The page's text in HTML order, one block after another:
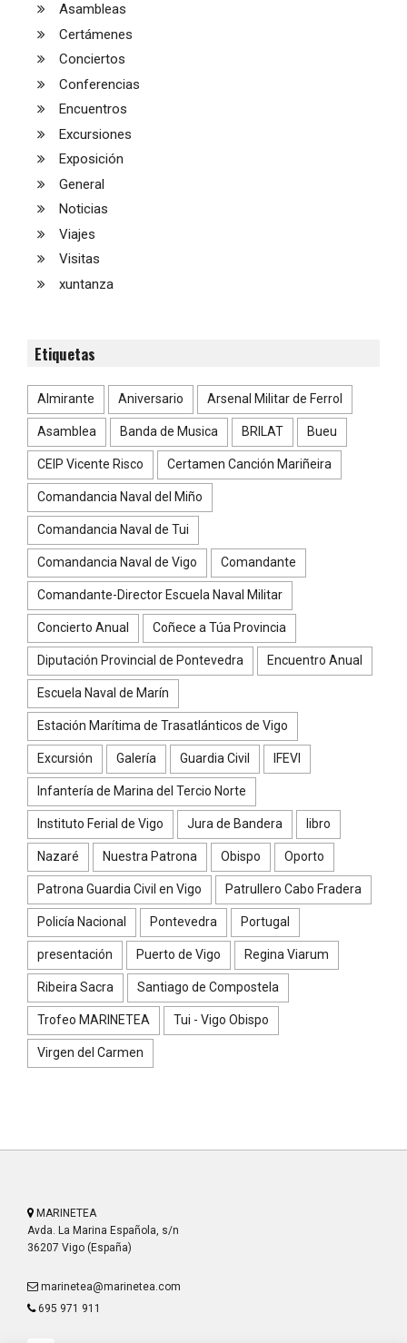
Asambleas
Certámenes
Conciertos
Conferencias
Encuentros
Excursiones
Exposición
General
Noticias
Viajes
Visitas
xuntanza
Etiquetas
Almirante Aniversario Arsenal Militar de Ferrol
Asamblea Banda de Musica BRILAT Bueu
CEIP Vicente Risco Certamen Canción Mariñeira
Comandancia Naval del Miño
Comandancia Naval de Tui
Comandancia Naval de Vigo Comandante
Comandante-Director Escuela Naval Militar
Concierto Anual Coñece a Túa Provincia
Diputación Provincial de Pontevedra Encuentro Anual
Escuela Naval de Marín
Estación Marítima de Trasatlánticos de Vigo
Excursión Galería Guardia Civil IFEVI
Infantería de Marina del Tercio Norte
Instituto Ferial de Vigo Jura de Bandera libro
Nazaré Nuestra Patrona Obispo Oporto
Patrona Guardia Civil en Vigo Patrullero Cabo Fradera
Policía Nacional Pontevedra Portugal
presentación Puerto de Vigo Regina Viarum
Ribeira Sacra Santiago de Compostela
Trofeo MARINETEA Tui - Vigo Obispo
Virgen del Carmen
MARINETEA
Avda. La Marina Española, s/n
36207 Vigo (España)
marinetea@marinetea.com
695 971 911